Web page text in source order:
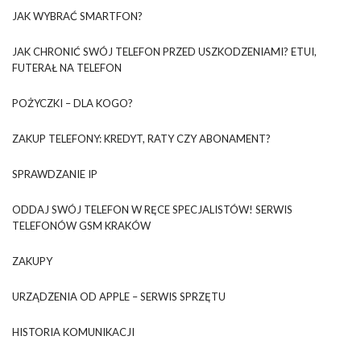
JAK WYBRAĆ SMARTFON?
JAK CHRONIĆ SWÓJ TELEFON PRZED USZKODZENIAMI? ETUI,
FUTERAŁ NA TELEFON
POŻYCZKI – DLA KOGO?
ZAKUP TELEFONY: KREDYT, RATY CZY ABONAMENT?
SPRAWDZANIE IP
ODDAJ SWÓJ TELEFON W RĘCE SPECJALISTÓW! SERWIS
TELEFONÓW GSM KRAKÓW
ZAKUPY
URZĄDZENIA OD APPLE – SERWIS SPRZĘTU
HISTORIA KOMUNIKACJI